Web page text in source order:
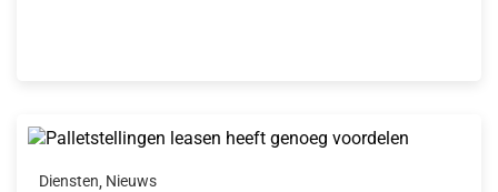
Diensten, Nieuws